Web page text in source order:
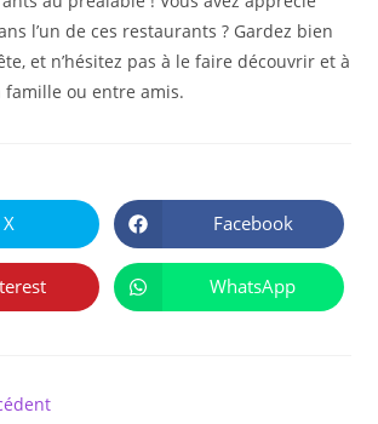
l’un de ces restaurants ? Gardez bien
et n’hésitez pas à le faire découvrir et à
ou entre amis.
CE
CONTENU
X Ouvrir
dans
une
autre
fenêtre
Facebook
Ouvrir
dans
WhatsApp